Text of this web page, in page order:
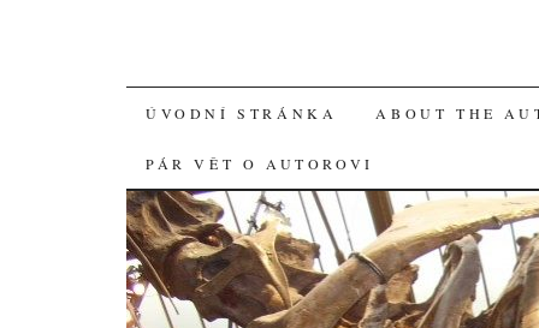
SKIP
TO
CONTENT
ÚVODNÍ STRÁNKA ABOUT THE
PÁR VĚT O AUTOROVI